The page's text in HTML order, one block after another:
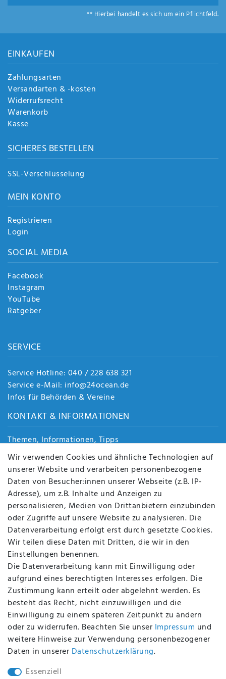
Anf
sen
n
** Hierbei handelt es sich um ein Pflichtfeld.
EINKAUFEN
Zahlungsarten
Versandarten & -kosten
Widerrufsrecht
Warenkorb
Kasse
SICHERES BESTELLEN
SSL-Verschlüsselung
MEIN KONTO
Registrieren
Login
SOCIAL MEDIA
Facebook
Instagram
YouTube
Ratgeber
SERVICE
Service Hotline: 040 / 228 638 321
Service e-Mail: info@24ocean.de
Infos für Behörden & Vereine
KONTAKT & INFORMATIONEN
Themen, Informationen, Tipps
Jobs
Über uns
Kontakt
Datenschutz
AGB
FAQ
Batterieentsorgung
Altölverordnung
Impressum
BEQUEM UND SICHER BEZAHLEN MIT
BEI UNS SIND SIE SICHER!
Wir verwenden Cookies und ähnliche Technologien auf
unserer Website und verarbeiten personenbezogene
Daten von Besucher:innen unserer Webseite (z.B. IP-
Adresse), um z.B. Inhalte und Anzeigen zu
personalisieren, Medien von Drittanbietern einzubinden
oder Zugriffe auf unsere Website zu analysieren. Die
Datenverarbeitung erfolgt erst durch gesetzte Cookies.
Wir teilen diese Daten mit Dritten, die wir in den
Einstellungen benennen.
Die Datenverarbeitung kann mit Einwilligung oder
aufgrund eines berechtigten Interesses erfolgen. Die
Zustimmung kann erteilt oder abgelehnt werden. Es
besteht das Recht, nicht einzuwilligen und die
Einwilligung zu einem späteren Zeitpunkt zu ändern
oder zu widerrufen. Beachten Sie unser Impressum und
weitere Hinweise zur Verwendung personenbezogener
Daten in unserer Daten­schutz­erklärung.
Essenziell